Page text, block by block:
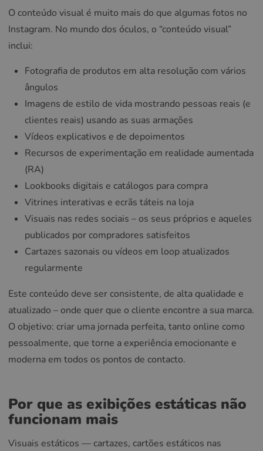
O conteúdo visual é muito mais do que algumas fotos no
Instagram. No mundo dos óculos, o “conteúdo visual”
inclui:
Fotografia de produtos em alta resolução com vários
ângulos
Imagens de estilo de vida mostrando pessoas reais (e
clientes reais) usando as suas armações
Vídeos explicativos e de depoimentos
Recursos de experimentação em realidade aumentada
(RA)
Lookbooks digitais e catálogos para compra
Vitrines interativas e ecrãs táteis na loja
Visuais nas redes sociais – os seus próprios e aqueles
publicados por compradores satisfeitos
Cartazes sazonais ou vídeos em loop atualizados
regularmente
Este conteúdo deve ser consistente, de alta qualidade e
atualizado – onde quer que o cliente encontre a sua marca.
O objetivo: criar uma jornada perfeita, tanto online como
pessoalmente, que torne a experiência emocionante e
moderna em todos os pontos de contacto.
Por que as exibições estáticas não
funcionam mais
Visuais estáticos — cartazes, cartões estáticos nas